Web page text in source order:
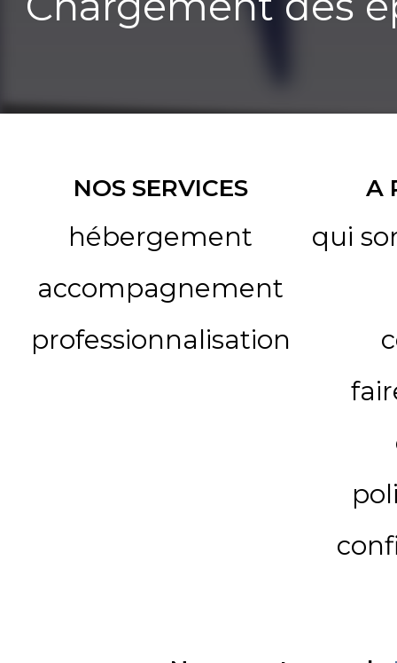
NOS SERVICES
hébergement
accompagnement
professionnalisation
A
qui